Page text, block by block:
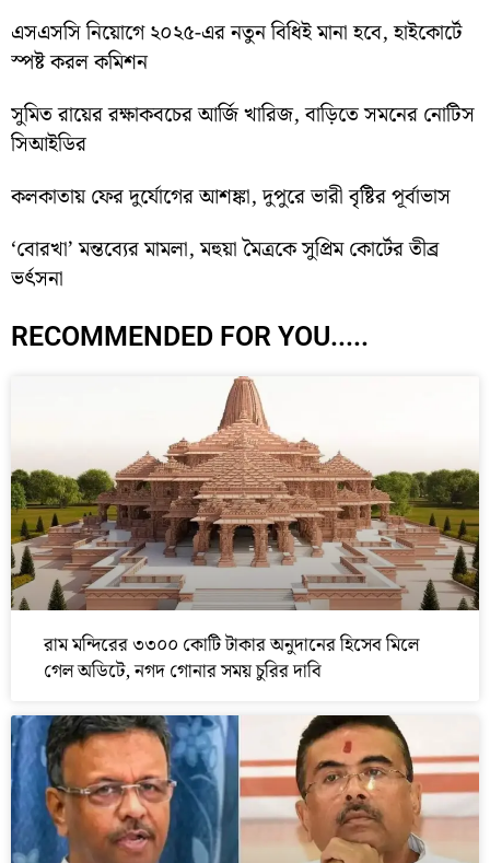
এসএসসি নিয়োগে ২০২৫-এর নতুন বিধিই মানা হবে, হাইকোর্টে
স্পষ্ট করল কমিশন
সুমিত রায়ের রক্ষাকবচের আর্জি খারিজ, বাড়িতে সমনের নোটিস
সিআইডির
কলকাতায় ফের দুর্যোগের আশঙ্কা, দুপুরে ভারী বৃষ্টির পূর্বাভাস
‘বোরখা’ মন্তব্যের মামলা, মহুয়া মৈত্রকে সুপ্রিম কোর্টের তীব্র
ভর্ৎসনা
RECOMMENDED FOR YOU.....
রাম মন্দিরের ৩৩০০ কোটি টাকার অনুদানের হিসেব মিলে
গেল অডিটে, নগদ গোনার সময় চুরির দাবি